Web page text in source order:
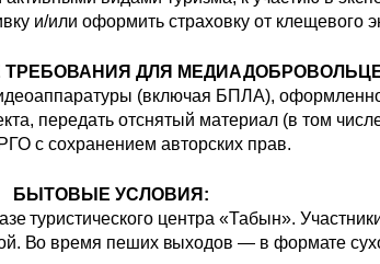
и/или оформить страховку от клещевого
ДЛЯ
(включая БПЛА),
передать отснятый материал (в том
с сохранением авторских прав.
БЫТОВЫЕ УСЛОВИЯ:
туристического центра «Табын».
Во время пеших выходов — в формате